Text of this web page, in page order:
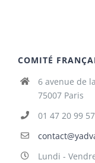
COMITÉ
6 avenue de
75007 Paris
01 47 20 99 57
Lundi -